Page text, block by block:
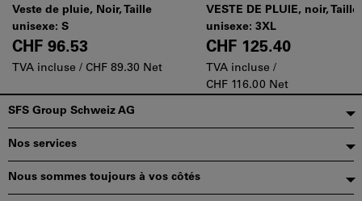
Veste de pluie, Noir, Taille
unisexe: S
CHF 96.53
TVA incluse / CHF 89.30 Net
VESTE DE PLUIE, noir, Taille
unisexe: 3XL
CHF 125.40
TVA incluse /
CHF 116.00 Net
Pied
de
page
SFS Group Schweiz AG
Nos services
Nous sommes toujours à vos côtés